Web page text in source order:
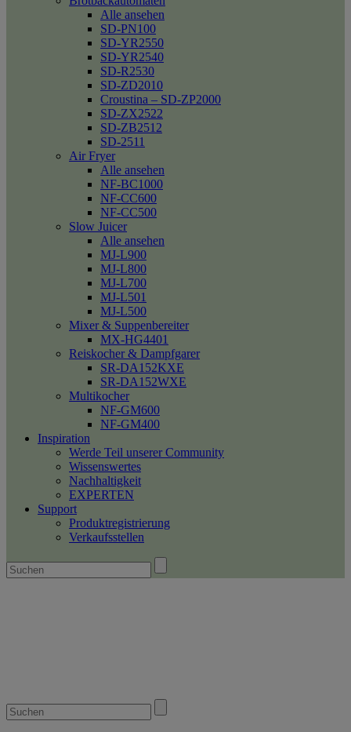
Alle ansehen
SD-PN100
SD-YR2550
SD-YR2540
SD-R2530
SD-ZD2010
Croustina – SD-ZP2000
SD-ZX2522
SD-ZB2512
SD-2511
Air Fryer
Alle ansehen
NF-BC1000
NF-CC600
NF-CC500
Slow Juicer
Alle ansehen
MJ-L900
MJ-L800
MJ-L700
MJ-L501
MJ-L500
Mixer & Suppenbereiter
MX-HG4401
Reiskocher & Dampfgarer
SR-DA152KXE
SR-DA152WXE
Multikocher
NF-GM600
NF-GM400
Inspiration
Werde Teil unserer Community
Wissenswertes
Nachhaltigkeit
EXPERTEN
Support
Produktregistrierung
Verkaufsstellen